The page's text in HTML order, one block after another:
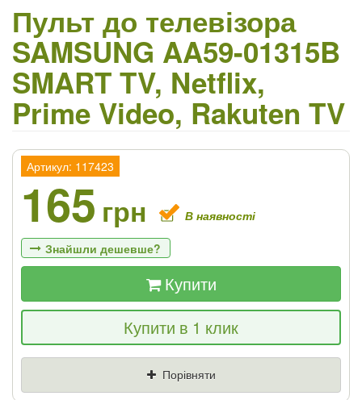
Пульт до телевізора
SAMSUNG AA59-01315B
SMART TV, Netflix,
Prime Video, Rakuten TV
Артикул: 117423
165 грн В наявності
Знайшли дешевше?
Якщо Ви знайдете товар дешевше - ми
знизимо ціну і подаруємо % від різниці
Купити
Купити в 1 клик
Порівняти